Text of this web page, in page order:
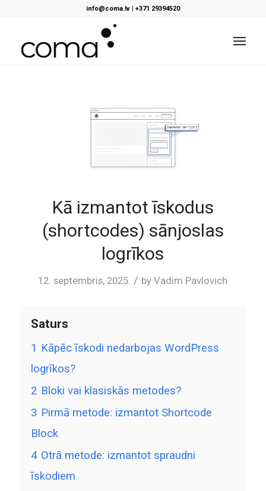
info@coma.lv| +371 29394520
Kā izmantot īskodus
(shortcodes) sānjoslas
logrīkos
12. septembris, 2025. / byVadim Pavlovich
Saturs
1 Kāpēc īskodi nedarbojas WordPress
logrīkos?
2 Bloki vai klasiskās metodes?
3 Pirmā metode: izmantot Shortcode
Block
4 Otrā metode: izmantot spraudni
īskodiem